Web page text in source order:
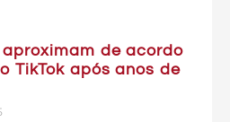
aproximam de acordo
TikTok após anos de